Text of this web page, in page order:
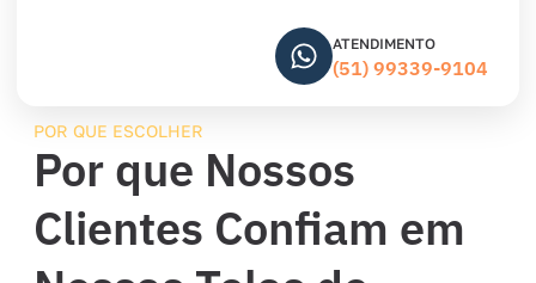
ATENDIMENTO
(51) 99339-9104
POR QUE ESCOLHER
Por que Nossos
Clientes Confiam em